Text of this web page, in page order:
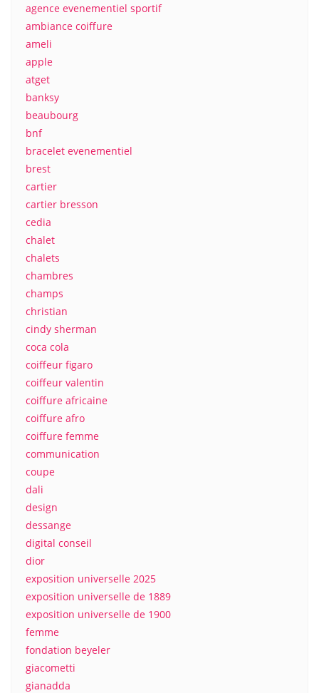
agence evenementiel sportif
ambiance coiffure
ameli
apple
atget
banksy
beaubourg
bnf
bracelet evenementiel
brest
cartier
cartier bresson
cedia
chalet
chalets
chambres
champs
christian
cindy sherman
coca cola
coiffeur figaro
coiffeur valentin
coiffure africaine
coiffure afro
coiffure femme
communication
coupe
dali
design
dessange
digital conseil
dior
exposition universelle 2025
exposition universelle de 1889
exposition universelle de 1900
femme
fondation beyeler
giacometti
gianadda